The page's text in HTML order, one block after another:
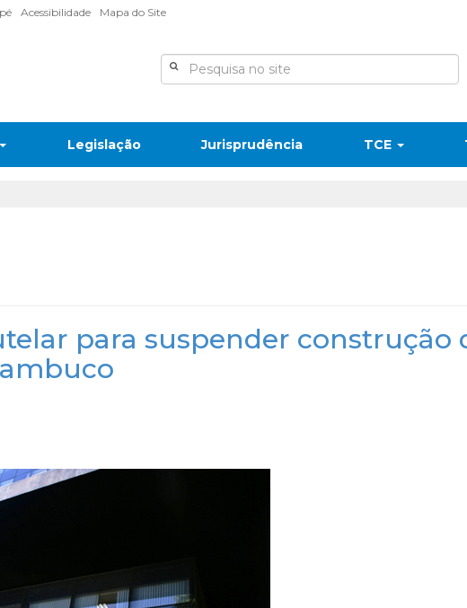
Acessibilidade Mapa do Site
Legislação Jurisprudência TCE
para suspender construção